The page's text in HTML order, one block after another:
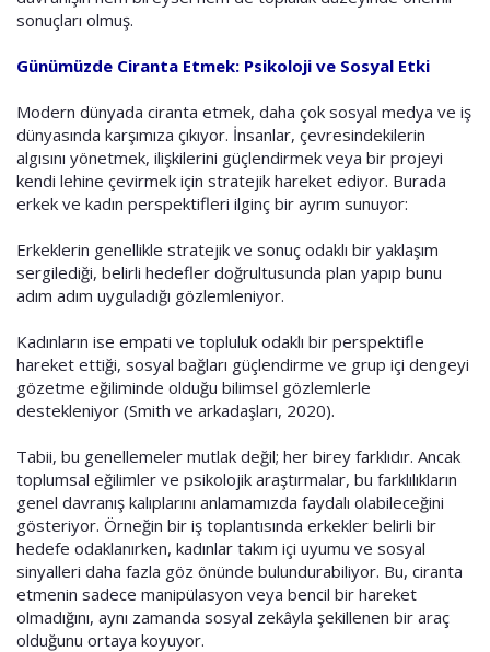
sonuçları olmuş.
Günümüzde Ciranta Etmek: Psikoloji ve Sosyal Etki
Modern dünyada ciranta etmek, daha çok sosyal medya ve iş
dünyasında karşımıza çıkıyor. İnsanlar, çevresindekilerin
algısını yönetmek, ilişkilerini güçlendirmek veya bir projeyi
kendi lehine çevirmek için stratejik hareket ediyor. Burada
erkek ve kadın perspektifleri ilginç bir ayrım sunuyor:
Erkeklerin genellikle stratejik ve sonuç odaklı bir yaklaşım
sergilediği, belirli hedefler doğrultusunda plan yapıp bunu
adım adım uyguladığı gözlemleniyor.
Kadınların ise empati ve topluluk odaklı bir perspektifle
hareket ettiği, sosyal bağları güçlendirme ve grup içi dengeyi
gözetme eğiliminde olduğu bilimsel gözlemlerle
destekleniyor (Smith ve arkadaşları, 2020).
Tabii, bu genellemeler mutlak değil; her birey farklıdır. Ancak
toplumsal eğilimler ve psikolojik araştırmalar, bu farklılıkların
genel davranış kalıplarını anlamamızda faydalı olabileceğini
gösteriyor. Örneğin bir iş toplantısında erkekler belirli bir
hedefe odaklanırken, kadınlar takım içi uyumu ve sosyal
sinyalleri daha fazla göz önünde bulundurabiliyor. Bu, ciranta
etmenin sadece manipülasyon veya bencil bir hareket
olmadığını, aynı zamanda sosyal zekâyla şekillenen bir araç
olduğunu ortaya koyuyor.